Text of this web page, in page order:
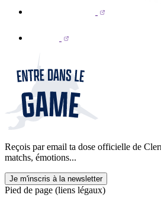
Reçois par email ta dose officielle de
matchs, émotions...
Je m'inscris à la newsletter
Pied de page (liens légaux)